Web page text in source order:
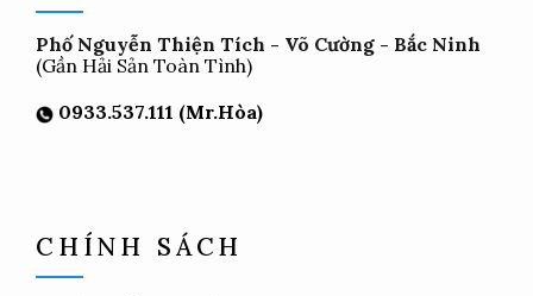
Phố Nguyễn Thiện Tích - Võ Cường - Bắc Ninh
(Gần Hải Sản Toàn Tình)
0933.537.111 (Mr.Hòa)
CHÍNH SÁCH